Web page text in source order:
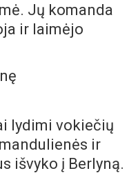
Jų komanda
ir laimėjo
lydimi vokiečių
ir
išvyko į Berlyną.